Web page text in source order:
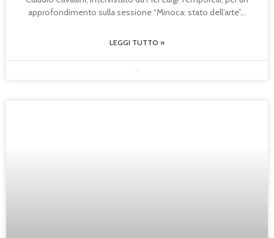
approfondimento sulla sessione “Minoca: stato dell’arte”
LEGGI TUTTO »